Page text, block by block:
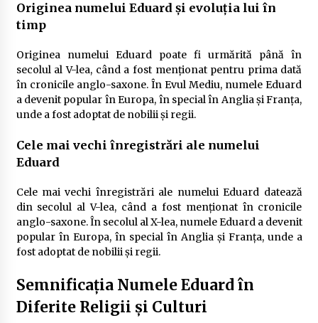
Originea numelui Eduard și evoluția lui în
timp
Originea numelui Eduard poate fi urmărită până în
secolul al V-lea, când a fost menționat pentru prima dată
în cronicile anglo-saxone. În Evul Mediu, numele Eduard
a devenit popular în Europa, în special în Anglia și Franța,
unde a fost adoptat de nobilii și regii.
Cele mai vechi înregistrări ale numelui
Eduard
Cele mai vechi înregistrări ale numelui Eduard datează
din secolul al V-lea, când a fost menționat în cronicile
anglo-saxone. În secolul al X-lea, numele Eduard a devenit
popular în Europa, în special în Anglia și Franța, unde a
fost adoptat de nobilii și regii.
Semnificația Numele Eduard în
Diferite Religii și Culturi